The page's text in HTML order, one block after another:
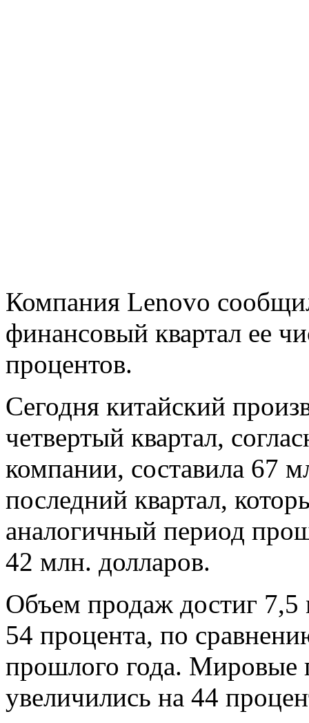
Компания Lenovo
финансовый квартал ее
процентов.
Сегодня китайский
четвертый квартал,
компании, составила 67
последний квартал,
аналогичный период
42 млн. долларов.
Объем продаж достиг 7,5
54 процента, по
прошлого года. Мировые
увеличились на 44